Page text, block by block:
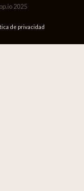
2025
de privacidad